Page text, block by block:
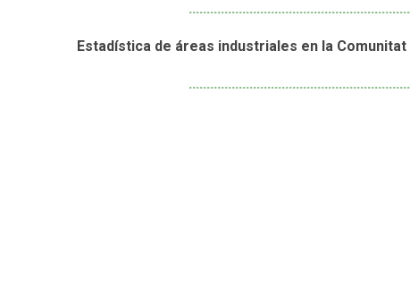
Estadística de áreas industriales en la Comunitat